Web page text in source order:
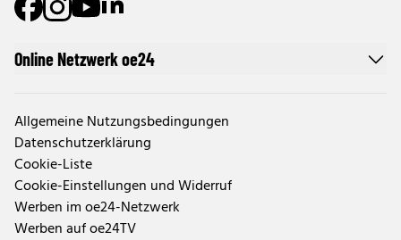
Online Netzwerk oe24
Allgemeine Nutzungsbedingungen
Datenschutzerklärung
Cookie-Liste
Cookie-Einstellungen und Widerruf
Werben im oe24-Netzwerk
Werben auf oe24TV